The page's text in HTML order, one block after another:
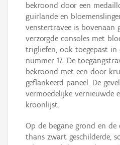
bekroond door een
guirlande en
venstertravee is bovenaan
verzorgde consoles met
trigliefen, ook toegepast in
nummer 17. De
bekroond met een door
geflankeerd paneel. De
vermoedelijke vernieuwde
kroonlijst.
Op de begane grond en de
thans zwart geschilderde,